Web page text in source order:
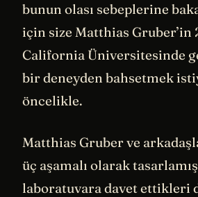
bunun olası sebeplerine
için size Matthias Gruber’in
California Üniversitesinde
bir deneyden bahsetmek
öncelikle.
Matthias Gruber ve
üç aşamalı olarak
laboratuvara davet ettikleri